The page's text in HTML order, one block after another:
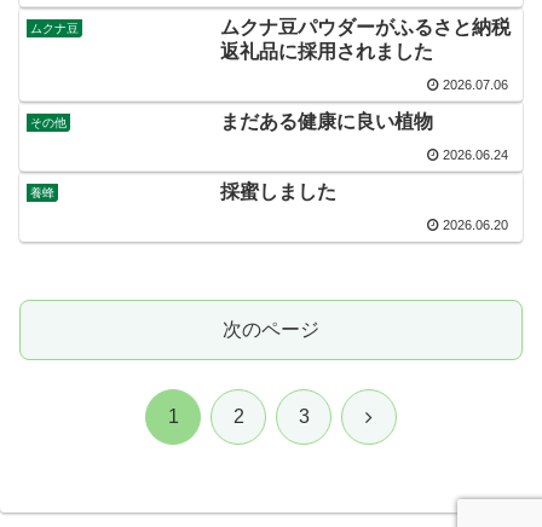
ムクナ豆
ムクナ豆パウダーがふるさと納税
返礼品に採用されました
2026.07.06
その他 まだある健康に良い植物
2026.06.24
養蜂 採蜜しました
2026.06.20
次のページ
1 2 3 次